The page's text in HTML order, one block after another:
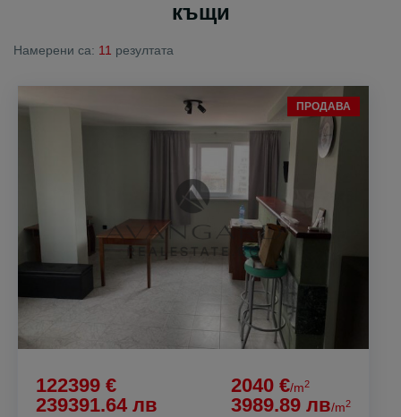
къщи
Намерени са: 11 резултата
ПРОДАВА
122399 €
239391.64 лв
2040 €/m2
3989.89 лв/m2